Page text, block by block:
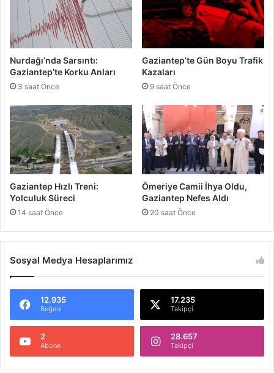
S
v
u
n
m
a
:
K
u
z
e
n
i
!
Nurdağı’nda Sarsıntı:
Gaziantep’te Korku Anları
3 saat Önce
Gaziantep’te Gün Boyu Trafik
Kazaları
9 saat Önce
Gaziantep Hızlı Treni:
Yolculuk Süreci
14 saat Önce
Ömeriye Camii İhya Oldu,
Gaziantep Nefes Aldı
20 saat Önce
Sosyal Medya Hesaplarımız
12.935
Beğeni
17.235
Takipçi
2
Abone
28.657
Takipçi